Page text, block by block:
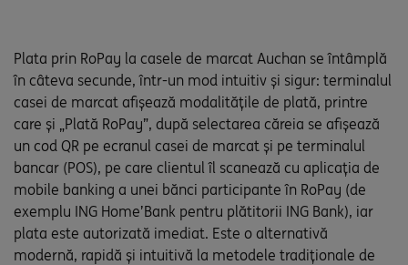
Plata prin RoPay la casele de marcat Auchan se întâmplă
în câteva secunde, într-un mod intuitiv și sigur: terminalul
casei de marcat afișează modalitățile de plată, printre
care și „Plată RoPay”, după selectarea căreia se afișează
un cod QR pe ecranul casei de marcat și pe terminalul
bancar (POS), pe care clientul îl scanează cu aplicația de
mobile banking a unei bănci participante în RoPay (de
exemplu ING Home’Bank pentru plătitorii ING Bank), iar
plata este autorizată imediat. Este o alternativă
modernă, rapidă și intuitivă la metodele tradiționale de